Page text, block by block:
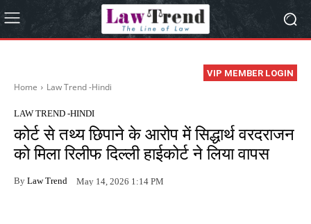
VIP MEMBER LOGIN
Home Law Trend -Hindi
LAW TREND -HINDI
कोर्ट से तथ्य छिपाने के आरोप में सिद्धार्थ वरदराजन
को मिला रिलीफ दिल्ली हाईकोर्ट ने लिया वापस
By Law Trend May 14, 2026 1:14 PM